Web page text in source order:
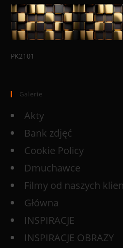
PK2101
Galerie
Akty
Bank zdjęć
Cookie Policy
Dmuchawce
Filmy od naszych
Główna
INSPIRACJE
INSPIRACJE OBRAZY